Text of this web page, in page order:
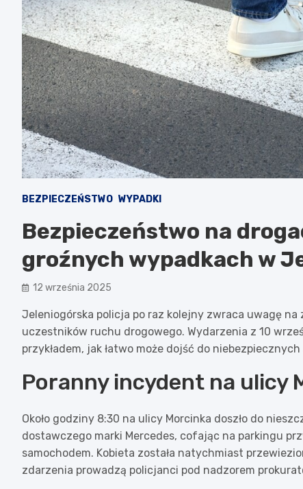
BEZPIECZEŃSTWO WYPADKI
Bezpieczeństwo na
groźnych wypadkach w
12 września 2025
Jeleniogórska policja po raz kolejny zwraca uwagę
uczestników ruchu drogowego. Wydarzenia z 10
przykładem, jak łatwo może dojść do
Poranny incydent na ulicy
Około godziny 8:30 na ulicy Morcinka doszło do
dostawczego marki Mercedes, cofając na parkingu
samochodem. Kobieta została natychmiast
zdarzenia prowadzą policjanci pod nadzorem